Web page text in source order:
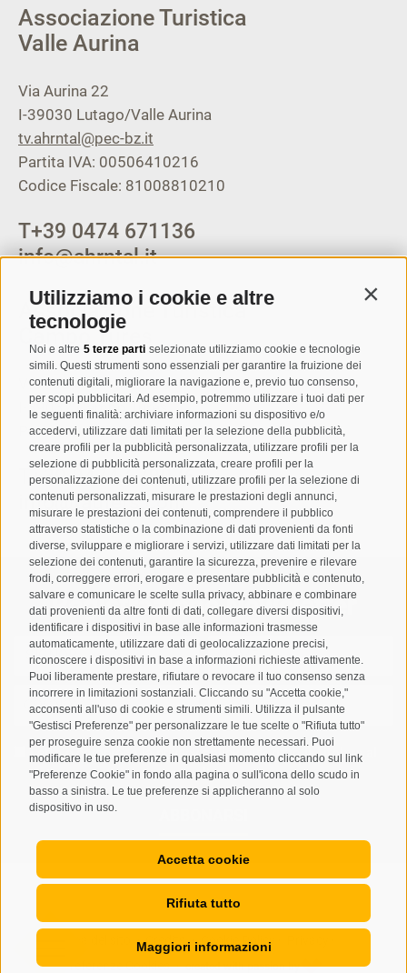
Utilizziamo i cookie e altre
tecnologie
Noi e altre 5 terze parti selezionate utilizziamo cookie e tecnologie
simili. Questi strumenti sono essenziali per garantire la fruizione dei
contenuti digitali, migliorare la navigazione e, previo tuo consenso,
per scopi pubblicitari. Ad esempio, potremmo utilizzare i tuoi dati per
le seguenti finalità: archiviare informazioni su dispositivo e/o
accedervi, utilizzare dati limitati per la selezione della pubblicità,
creare profili per la pubblicità personalizzata, utilizzare profili per la
selezione di pubblicità personalizzata, creare profili per la
personalizzazione dei contenuti, utilizzare profili per la selezione di
contenuti personalizzati, misurare le prestazioni degli annunci,
misurare le prestazioni dei contenuti, comprendere il pubblico
attraverso statistiche o la combinazione di dati provenienti da fonti
diverse, sviluppare e migliorare i servizi, utilizzare dati limitati per la
selezione dei contenuti, garantire la sicurezza, prevenire e rilevare
frodi, correggere errori, erogare e presentare pubblicità e contenuto,
salvare e comunicare le scelte sulla privacy, abbinare e combinare
dati provenienti da altre fonti di dati, collegare diversi dispositivi,
identificare i dispositivi in base alle informazioni trasmesse
automaticamente, utilizzare dati di geolocalizzazione precisi,
riconoscere i dispositivi in base a informazioni richieste attivamente.
Puoi liberamente prestare, rifiutare o revocare il tuo consenso senza
incorrere in limitazioni sostanziali. Cliccando su "Accetta cookie,"
acconsenti all'uso di cookie e strumenti simili. Utilizza il pulsante
"Gestisci Preferenze" per personalizzare le tue scelte o "Rifiuta tutto"
per proseguire senza cookie non strettamente necessari. Puoi
modificare le tue preferenze in qualsiasi momento cliccando sul link
"Preferenze Cookie" in fondo alla pagina o sull'icona dello scudo in
basso a sinistra. Le tue preferenze si applicheranno al solo
dispositivo in uso.
Accetta cookie
Rifiuta tutto
Maggiori informazioni
Associazione Turistica
Valle Aurina
Via Aurina 22
I-39030 Lutago/Valle Aurina
tv.ahrntal@pec-bz.it
Partita IVA: 00506410216
Codice Fiscale: 81008810210
T+39 0474 671136
info@ahrntal.it
Associazione Turistica
Campo Tures
Via Josef Jungmann 8
I-39032 Campo Tures
Partita IVA: 00518320213
T+39 0474 678076
info@taufers.com
Registrazione Newsletter
Letto e compreso laprivacy policy, autorizzo il Titolare al
trattamento dei dati personali
• Credits Cookie Policy
Preferenze Cookies • created with passion by